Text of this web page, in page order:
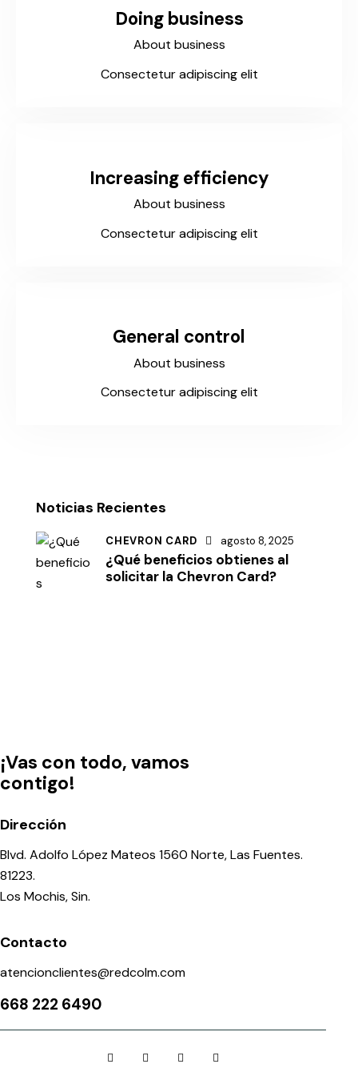
Doing business
About business
Consectetur adipiscing elit
Increasing efficiency
About business
Consectetur adipiscing elit
General control
About business
Consectetur adipiscing elit
Noticias Recientes
CHEVRON CARD agosto 8, 2025
¿Qué beneficios obtienes al
solicitar la Chevron Card?
¡Vas con todo, vamos
contigo!
Dirección
Blvd. Adolfo López Mateos 1560 Norte, Las Fuentes.
81223.
Los Mochis, Sin.
Contacto
atencionclientes@redcolm.com
668 222 6490